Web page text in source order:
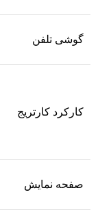
گوشی تلفن
کارکرد کارتریج
صفحه نمایش